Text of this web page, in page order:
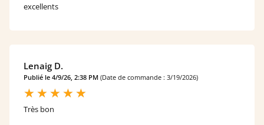
excellents
Lenaig D.
Publié le 4/9/26, 2:38 PM (Date de commande : 3/19/2026)
Très bon